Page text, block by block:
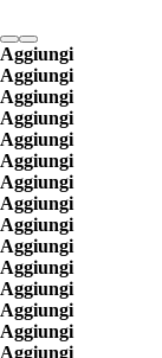
Aggiungi
Aggiungi
Aggiungi
Aggiungi
Aggiungi
Aggiungi
Aggiungi
Aggiungi
Aggiungi
Aggiungi
Aggiungi
Aggiungi
Aggiungi
Aggiungi
Aggiungi